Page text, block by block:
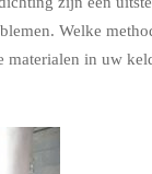
Welke
materialen in uw